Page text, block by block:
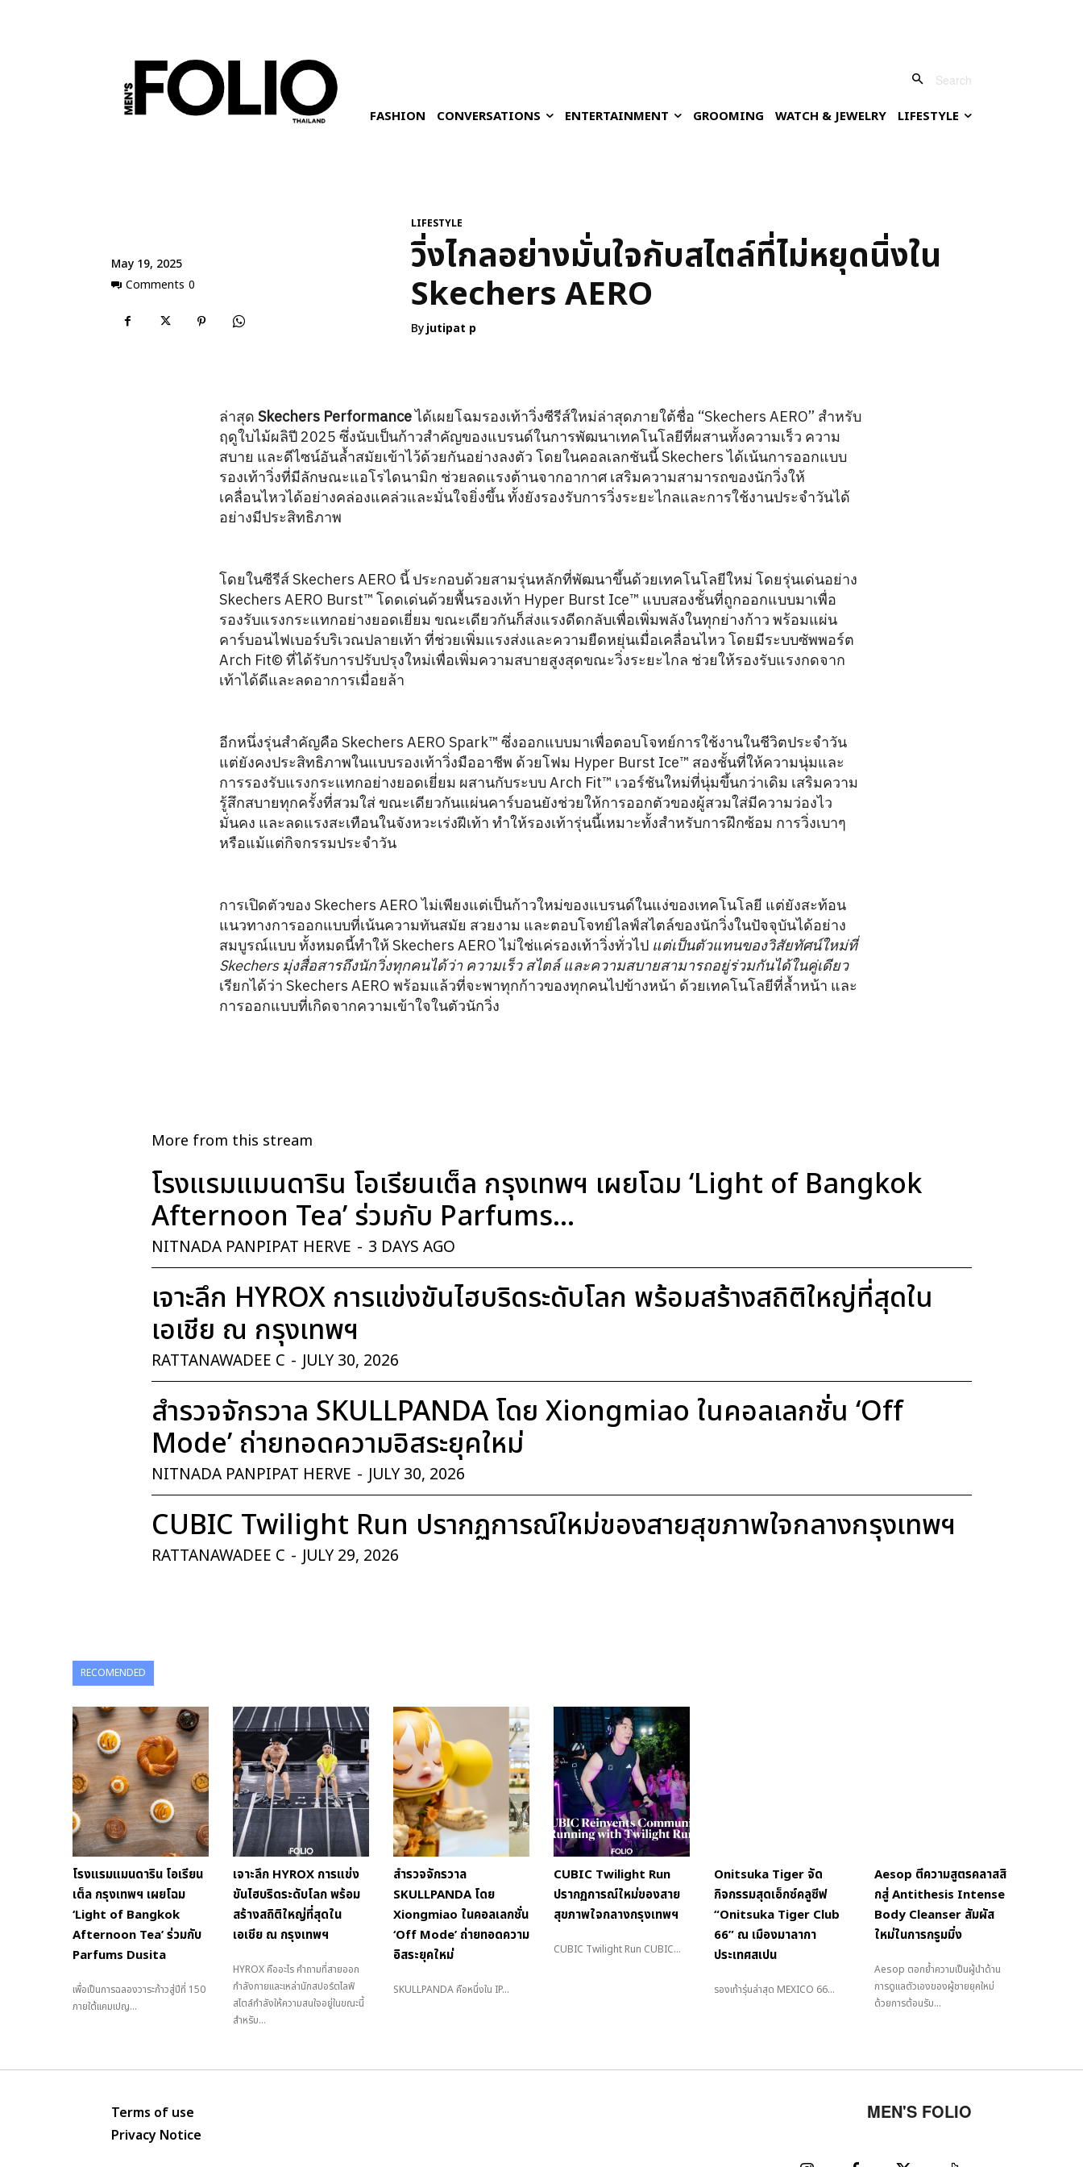
Search
FASHION CONVERSATIONS ENTERTAINMENT GROOMING WATCH & JEWELRY LIFESTYLE
May 19, 2025
Comments 0
LIFESTYLE
วิ่งไกลอย่างมั่นใจกับสไตล์ที่ไม่หยุดนิ่งใน
Skechers AERO
Byjutipat p
ล่าสุด Skechers Performanceได้เผยโฉมรองเท้าวิ่งซีรีส์ใหม่ล่าสุดภายใต้ชื่อ “Skechers AERO” สำหรับ
ฤดูใบไม้ผลิปี 2025 ซึ่งนับเป็นก้าวสำคัญของแบรนด์ในการพัฒนาเทคโนโลยีที่ผสานทั้งความเร็ว ความ
สบาย และดีไซน์อันล้ำสมัยเข้าไว้ด้วยกันอย่างลงตัว โดยในคอลเลกชันนี้ Skechers ได้เน้นการออกแบบ
รองเท้าวิ่งที่มีลักษณะแอโรไดนามิก ช่วยลดแรงต้านจากอากาศ เสริมความสามารถของนักวิ่งให้
เคลื่อนไหวได้อย่างคล่องแคล่วและมั่นใจยิ่งขึ้น ทั้งยังรองรับการวิ่งระยะไกลและการใช้งานประจำวันได้
อย่างมีประสิทธิภาพ
โดยในซีรีส์ Skechers AERO นี้ ประกอบด้วยสามรุ่นหลักที่พัฒนาขึ้นด้วยเทคโนโลยีใหม่ โดยรุ่นเด่นอย่าง
Skechers AERO Burst™ โดดเด่นด้วยพื้นรองเท้า Hyper Burst Ice™ แบบสองชั้นที่ถูกออกแบบมาเพื่อ
รองรับแรงกระแทกอย่างยอดเยี่ยม ขณะเดียวกันก็ส่งแรงดีดกลับเพื่อเพิ่มพลังในทุกย่างก้าว พร้อมแผ่น
คาร์บอนไฟเบอร์บริเวณปลายเท้า ที่ช่วยเพิ่มแรงส่งและความยืดหยุ่นเมื่อเคลื่อนไหว โดยมีระบบซัพพอร์ต
Arch Fit© ที่ได้รับการปรับปรุงใหม่เพื่อเพิ่มความสบายสูงสุดขณะวิ่งระยะไกล ช่วยให้รองรับแรงกดจาก
เท้าได้ดีและลดอาการเมื่อยล้า
อีกหนึ่งรุ่นสำคัญคือ Skechers AERO Spark™ ซึ่งออกแบบมาเพื่อตอบโจทย์การใช้งานในชีวิตประจำวัน
แต่ยังคงประสิทธิภาพในแบบรองเท้าวิ่งมืออาชีพ ด้วยโฟม Hyper Burst Ice™ สองชั้นที่ให้ความนุ่มและ
การรองรับแรงกระแทกอย่างยอดเยี่ยม ผสานกับระบบ Arch Fit™ เวอร์ชันใหม่ที่นุ่มขึ้นกว่าเดิม เสริมความ
รู้สึกสบายทุกครั้งที่สวมใส่ ขณะเดียวกันแผ่นคาร์บอนยังช่วยให้การออกตัวของผู้สวมใส่มีความว่องไว
มั่นคง และลดแรงสะเทือนในจังหวะเร่งฝีเท้า ทำให้รองเท้ารุ่นนี้เหมาะทั้งสำหรับการฝึกซ้อม การวิ่งเบาๆ
หรือแม้แต่กิจกรรมประจำวัน
การเปิดตัวของ Skechers AERO ไม่เพียงแต่เป็นก้าวใหม่ของแบรนด์ในแง่ของเทคโนโลยี แต่ยังสะท้อน
แนวทางการออกแบบที่เน้นความทันสมัย สวยงาม และตอบโจทย์ไลฟ์สไตล์ของนักวิ่งในปัจจุบันได้อย่าง
สมบูรณ์แบบ ทั้งหมดนี้ทำให้ Skechers AERO ไม่ใช่แค่รองเท้าวิ่งทั่วไป แต่เป็นตัวแทนของวิสัยทัศน์ใหม่ที่
Skechers มุ่งสื่อสารถึงนักวิ่งทุกคนได้ว่า ความเร็ว สไตล์ และความสบายสามารถอยู่ร่วมกันได้ในคู่เดียว
เรียกได้ว่า Skechers AERO พร้อมแล้วที่จะพาทุกก้าวของทุกคนไปข้างหน้า ด้วยเทคโนโลยีที่ล้ำหน้า และ
การออกแบบที่เกิดจากความเข้าใจในตัวนักวิ่ง
More from this stream
โรงแรมแมนดาริน โอเรียนเต็ล กรุงเทพฯ เผยโฉม ‘Light of Bangkok
Afternoon Tea’ ร่วมกับ Parfums...
NITNADA PANPIPAT HERVE - 3 DAYS AGO
เจาะลึก HYROX การแข่งขันไฮบริดระดับโลก พร้อมสร้างสถิติใหญ่ที่สุดใน
เอเชีย ณ กรุงเทพฯ
RATTANAWADEE C - JULY 30, 2026
สำรวจจักรวาล SKULLPANDA โดย Xiongmiao ในคอลเลกชั่น ‘Off
Mode’ ถ่ายทอดความอิสระยุคใหม่
NITNADA PANPIPAT HERVE - JULY 30, 2026
CUBIC Twilight Run ปรากฏการณ์ใหม่ของสายสุขภาพใจกลางกรุงเทพฯ
RATTANAWADEE C - JULY 29, 2026
RECOMENDED
โรงแรมแมนดาริน โอเรียน
เต็ล กรุงเทพฯ เผยโฉม
‘Light of Bangkok
Afternoon Tea’ ร่วมกับ
Parfums Dusita
เพื่อเป็นการฉลองวาระก้าวสู่ปีที่ 150
ภายใต้แคมเปญ...
เจาะลึก HYROX การแข่ง
ขันไฮบริดระดับโลก พร้อม
สร้างสถิติใหญ่ที่สุดใน
เอเชีย ณ กรุงเทพฯ
HYROX คืออะไร คำถามที่สายออก
กำลังกายและเหล่านักสปอร์ตไลฟ์
สไตล์กำลังให้ความสนใจอยู่ในขณะนี้
สำหรับ...
สำรวจจักรวาล
SKULLPANDA โดย
Xiongmiao ในคอลเลกชั่น
‘Off Mode’ ถ่ายทอดความ
อิสระยุคใหม่
SKULLPANDA คือหนึ่งใน IP...
CUBIC Twilight Run
ปรากฏการณ์ใหม่ของสาย
สุขภาพใจกลางกรุงเทพฯ
CUBIC Twilight Run CUBIC...
Onitsuka Tiger จัด
กิจกรรมสุดเอ็กซ์คลูซีฟ
“Onitsuka Tiger Club
66” ณ เมืองมาลากา
ประเทศสเปน
รองเท้ารุ่นล่าสุด MEXICO 66...
Aesop ตีความสูตรคลาสสิ
กสู่ Antithesis Intense
Body Cleanser สัมผัส
ใหม่ในการกรูมมิ่ง
Aesop ตอกย้ำความเป็นผู้นำด้าน
การดูแลตัวเองของผู้ชายยุคใหม่
ด้วยการต้อนรับ...
Terms of use
Privacy Notice
MEN'S FOLIO